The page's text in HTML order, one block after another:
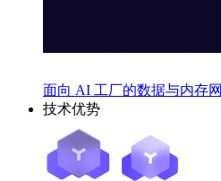
面向 AI 工厂的数据与内存网
技术优势